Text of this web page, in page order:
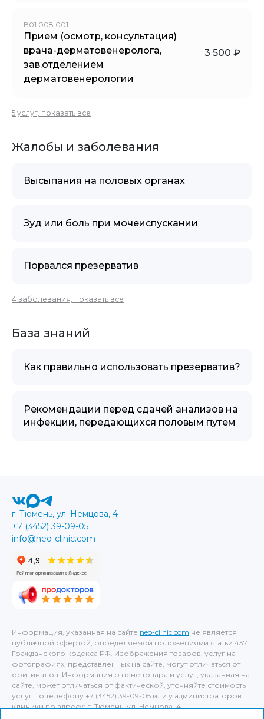
В01.008.001
Прием (осмотр, консультация)
врача-дерматовенеролога,
зав.отделением
дерматовенерологии
3 500 ₽
5 услуг, показать все
Жалобы и заболевания
Высыпания на половых органах
Зуд или боль при мочеиспускании
Порвался презерватив
4 заболевания, показать все
База знаний
Как правильно использовать презерватив?
Рекомендации перед сдачей анализов на
инфекции, передающихся половым путем
Информация, указанная на сайте neo-clinic.com не является
публичной офертой, определяемой положениями статьи 437
Гражданского кодекса РФ. Изображения товаров, услуг на
фотографиях, представленных на сайте, могут отличаться от
оригиналов. Информация о цене товара и услуг, указанная на
сайте, может отличаться от фактической, уточняйте стоимость
услуг по телефону +7 (3452) 39-09-05 или у администраторов
клиники по адресу: г. Тюмень, ул. Немцова, 4
г. Тюмень, ул. Немцова, 4
+7 (3452) 39-09-05
info@neo-clinic.com